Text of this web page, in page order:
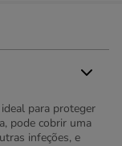
para proteger
pode cobrir uma
infeções, e